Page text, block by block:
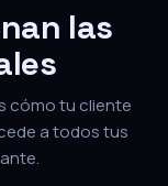
las
cómo tu cliente
a todos tus